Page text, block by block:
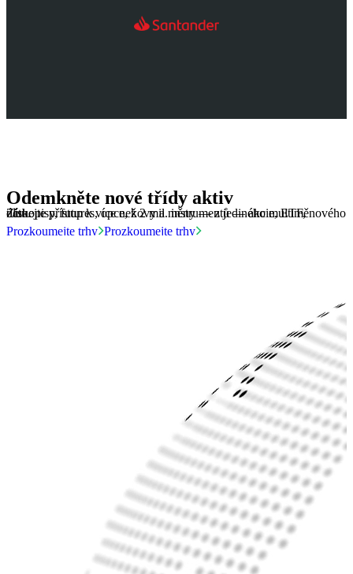
Odemkněte nové třídy aktiv
Získejte přístup k více než 2 mil. instrumentů — akcie, ETF, dluhopisy, futures, opce, kovy a měny — z jediného multiměnového účtu.
Prozkoumejte trhy Prozkoumejte trhy